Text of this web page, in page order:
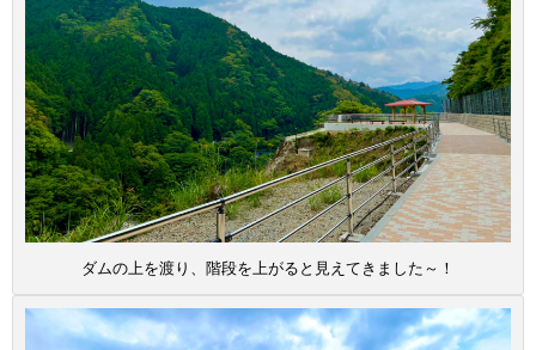
ダムの上を渡り、階段を上がると見えてきました～！